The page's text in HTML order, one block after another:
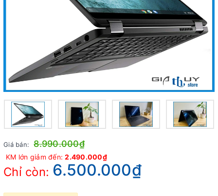
Giá bán: 8.990.000₫
KM lớn giảm đến:2.490.000₫
Chỉ còn: 6.500.000₫